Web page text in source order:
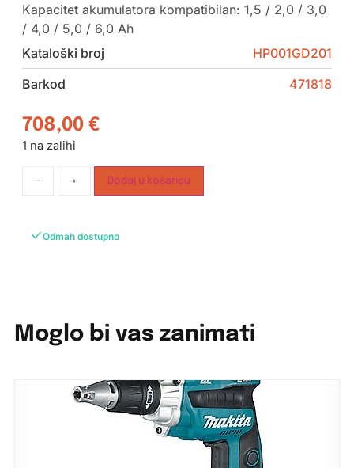
Kapacitet akumulatora kompatibilan: 1,5 / 2,0 / 3,0
/ 4,0 / 5,0 / 6,0 Ah
Kataloški broj
HP001GD201
Barkod
471818
708,00 €
1 na zalihi
- + Dodaj u košaricu
Odmah dostupno
Moglo bi vas zanimati